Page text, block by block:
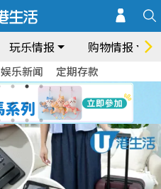
玩乐情报 购物情报
娱乐新闻 定期存款